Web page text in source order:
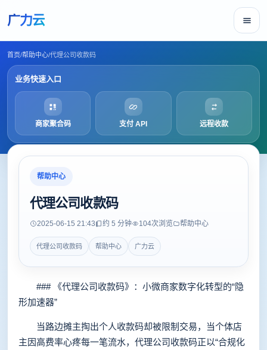
广力云
首页/帮助中心/代理公司收款码
业务快速入口
商家聚合码 支付 API 远程收款
帮助中心
代理公司收款码
2025-06-15 21:43 约 5 分钟 104次浏览 帮助中心
代理公司收款码 帮助中心 广力云
### 《代理公司收款码》：小微商家数字化转型的“隐
形加速器”
当路边摊主掏出个人收款码却被限制交易，当个体店
主因高费率心疼每一笔流水，代理公司收款码正以“合规化